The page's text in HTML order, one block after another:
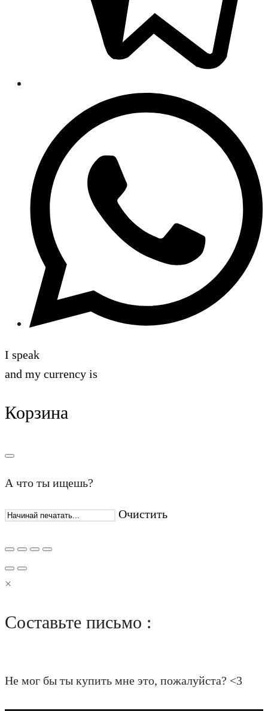
I speak
and my currency is
Корзина
А что ты ищешь?
Очистить
×
Составьте письмо :
Не мог бы ты купить мне это, пожалуйста? <3